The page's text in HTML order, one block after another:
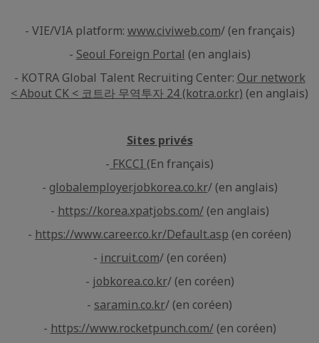
- VIE/VIA platform: www.civiweb.com/ (en français)
- Seoul Foreign Portal (en anglais)
- KOTRA Global Talent Recruiting Center: Our network
< About CK < 코트라 무역투자 24 (kotra.or.kr) (en anglais)
Sites privés
- FKCCI (En français)
- globalemployer.jobkorea.co.kr/ (en anglais)
- https://korea.xpatjobs.com/(en anglais)
- https://www.career.co.kr/Default.asp (en coréen)
- incruit.com/ (en coréen)
- jobkorea.co.kr/ (en coréen)
- saramin.co.kr/ (en coréen)
- https://www.rocketpunch.com/(en coréen)